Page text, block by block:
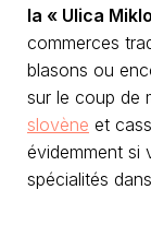
la « Ulica
commerces
blasons ou
sur le coup de
slovène et
évidemment si
spécialités